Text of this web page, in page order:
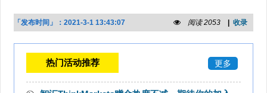
代理支持
「发布时间」：2021-3-1 13:43:07 阅读 2053 收录
热门活动推荐 更多